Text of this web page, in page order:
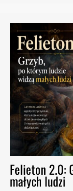
Felieton 2.0:
małych ludzi